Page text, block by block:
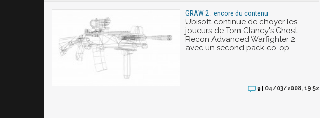
GRAW 2 : encore du contenu
Ubisoft continue de choyer les
joueurs de Tom Clancy's Ghost
Recon Advanced Warfighter 2
avec un second pack co-op.
9 | 04/03/2008, 19:52